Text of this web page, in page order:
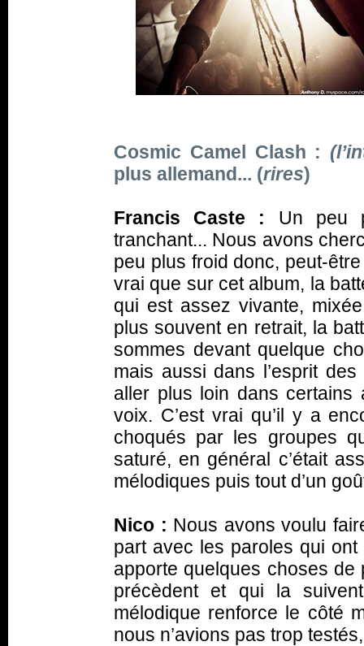
Cosmic Camel Clash :
plus allemand... (rires)
Francis Caste : Un peu
tranchant... Nous avons
peu plus froid donc, peut-
vrai que sur cet album, la
qui est assez vivante,
plus souvent en retrait, la
sommes devant quelque
mais aussi dans l’esprit
aller plus loin dans certains
voix. C’est vrai qu’il y a
choqués par les groupes
saturé, en général c’était
mélodiques puis tout d’un
Nico : Nous avons voulu
part avec les paroles qui
apporte quelques choses
précèdent et qui la
mélodique renforce le côté
nous n’avions pas trop